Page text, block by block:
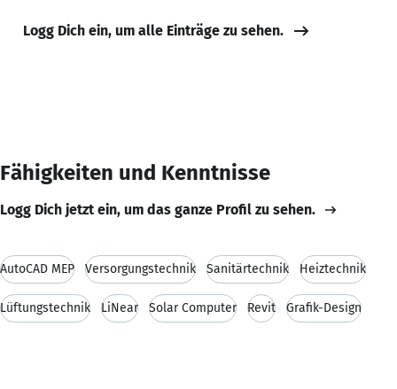
Logg Dich ein, um alle Einträge zu sehen.
Fähigkeiten und Kenntnisse
Logg Dich jetzt ein, um das ganze Profil zu sehen.
AutoCAD MEP Versorgungstechnik Sanitärtechnik Heiztechnik
Lüftungstechnik LiNear Solar Computer Revit Grafik-Design